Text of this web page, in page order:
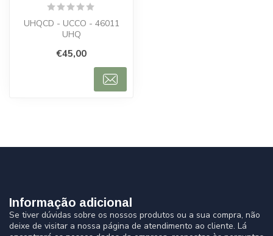
UHQCD - UCCO - 46011
UHQ
€45,00
Informação adicional
Se tiver dúvidas sobre os nossos produtos ou a sua compra, não
deixe de visitar a nossa página de atendimento ao cliente. Lá